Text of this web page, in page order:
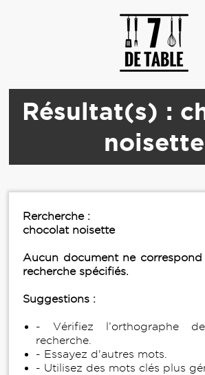
Résultat(s) :
noisette
Rercherche :
chocolat noisette
Aucun document ne
recherche spécifiés.
Suggestions :
- Vérifiez l’orthographe
recherche.
- Essayez d'autres mots.
- Utilisez des mots clés plus